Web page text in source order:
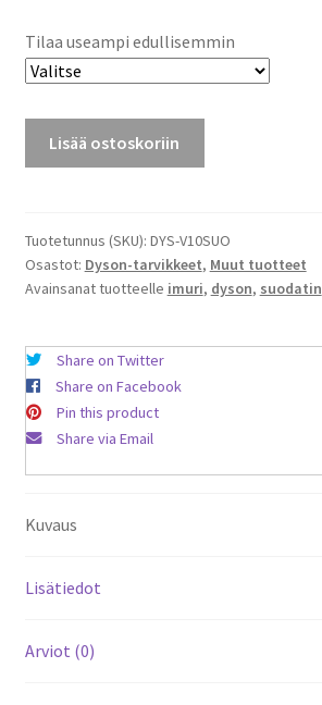
-
63,68 €
Tilaa useampi edullisemmin
(SV12)
määrä
Lisää ostoskoriin
Tuotetunnus (SKU): DYS-V10SUO
Osastot: Dyson-tarvikkeet, Muut tuotteet
Avainsanat tuotteelle imuri, dyson, suodatin
Share on Twitter
Share on Facebook
Pin this product
Share via Email
Kuvaus
Lisätiedot
Arviot (0)